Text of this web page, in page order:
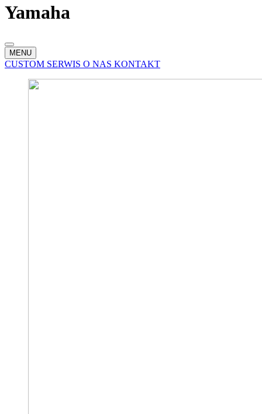
Yamaha
MENU
CUSTOM SERWIS O NAS KONTAKT